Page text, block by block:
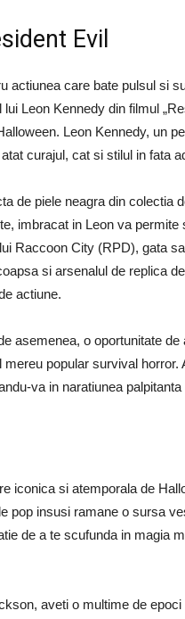
Evil
actiunea care bate pulsul si
Leon Kennedy din filmul
Leon Kennedy, un
curajul, cat si stilul in fata
de piele neagra din colectia
imbracat in Leon va permite
Raccoon City (RPD), gata
si arsenalul de replica
actiune.
asemenea, o oportunitate
mereu popular survival
va in naratiunea
iconica si atemporala de
pop insusi ramane o sursa
de a te scufunda in magia
aveti o multime de